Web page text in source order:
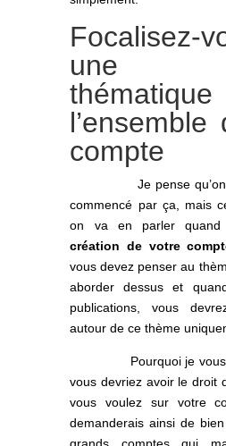
Focalisez-
une
compte
Je pense qu’on
commencé par ça, mais
on va en parler quand
création de votre
vous devez penser au
aborder dessus et
publications, vous
autour de ce thème
Pourquoi je vous
vous devriez avoir le droit
vous voulez sur votre
demanderais ainsi de